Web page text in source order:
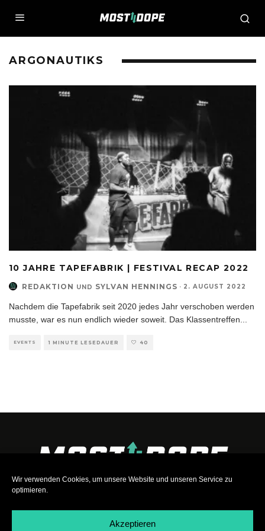
Wir verwenden Cookies, um unsere Website und unseren Service zu
optimieren.
Akzeptieren
ARGONAUTIKS
10 JAHRE TAPEFABRIK | FESTIVAL RECAP 2022
REDAKTION UND SYLVAN HENNINGS · 2. AUGUST 2022
Nachdem die Tapefabrik seit 2020 jedes Jahr verschoben werden
musste, war es nun endlich wieder soweit. Das Klassentreffen
EVENTS 1 MINUTE LESEDAUER 40